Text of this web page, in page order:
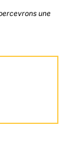
une